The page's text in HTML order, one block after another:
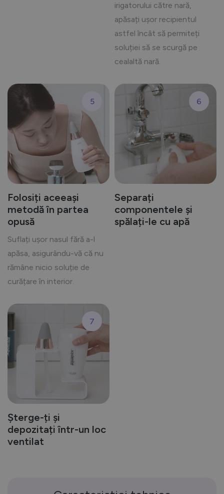
irigatorului către nară,
apăsați ușor recipientul
astfel încât să permiteți
soluției să se scurgă pe
cealaltă nară.
5
Folosiți aceeași
metodă în partea
opusă
Suflați ușor nasul fără a-l
apăsa, asigurându-vă că nu
rămâne nicio soluție de
curățare în interior.
6
Separați
componentele și
spălați-le cu apă
7
Șterge-ți și
depozitați într-un loc
ventilat